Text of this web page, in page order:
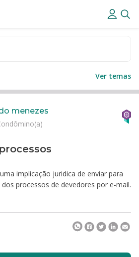
Ver temas
implicação juridica de enviar para
processos de devedores por e-mail.
menezes